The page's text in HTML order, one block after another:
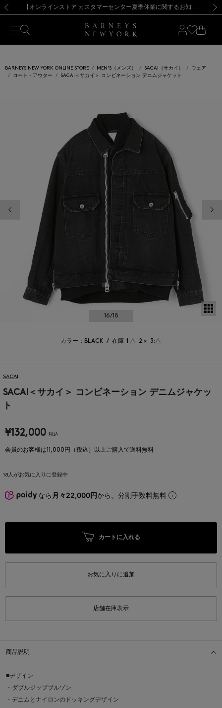
新規登録のお客様も対象！＜MY BARNEYS＞会員のお客様は11,000円（税込）以上のお買上げで常時送料無料！お買い物の際は会員登録を！
【夏季休業に伴う出荷一時停止のお知らせ】(2026.8.7) 【オンラインストア カスタマーセンター夏季休業に関するお知らせ】（2026.8.7）
【夏季休業に伴う返品・交換承り一時停止のお知らせ】（2026.8.5）
熊本県を中心とした地震の影響によるお荷物のお届けについて
【開催中】SUMMER SALEのご案内・ご注意事項 新規登録のお客様も対象！＜MY BARNEYS＞会員のお客様は11,000円（税込）以上のお買上げで常時送料無料！お買い物の際は会員登録を！
【夏季休業に伴う出荷一時停止のお知らせ】(2026.8.7)
BARNEYS NEW YORK ONLINE STORE MEN'S（メンズ） SACAI（サカイ）
ウェア
コート・アウター
SACAI＜サカイ＞ コンビネーション デニムジャケット
16/18
カラー：BLACK / 在庫 1:△ 2:× 3:△
SACAI
SACAI＜サカイ＞ コンビネーション デニムジャケッ
ト
¥132,000 税込
会員のお客様は11,000円（税込）以上ご購入で送料無料
18人がお気に入りに登録中
なら 月々22,000円から。分割手数料無料
カートに入れる
お気に入りに追加
店舗在庫表示
商品説明
■デザイン
・ダブルジップブルゾン
・デニムとナイロンのドッキングデザイン